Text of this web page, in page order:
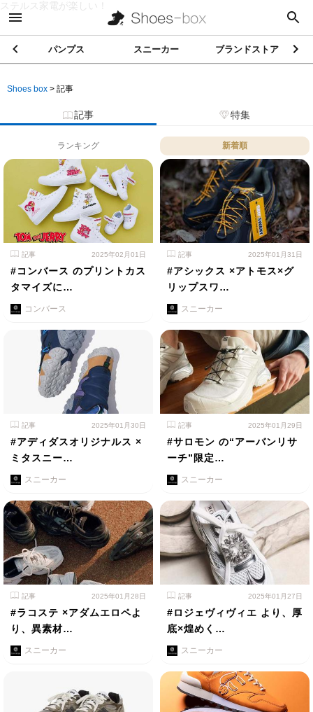
ステルス家電が楽しい！
パンプス スニーカー ブランドストア
Shoes box > 記事
記事 特集
ランキング 新着順
記事 2025年02月01日
#コンバース のプリントカス
タマイズに…
コンバース
記事 2025年01月31日
#アシックス ×アトモス×グ
リップスワ…
スニーカー
記事 2025年01月30日
#アディダスオリジナルス ×
ミタスニー…
スニーカー
記事 2025年01月29日
#サロモン の“アーバンリサ
ーチ”限定…
スニーカー
記事 2025年01月28日
#ラコステ ×アダムエロペよ
り、異素材…
スニーカー
記事 2025年01月27日
#ロジェヴィヴィエ より、厚
底×煌めく…
スニーカー